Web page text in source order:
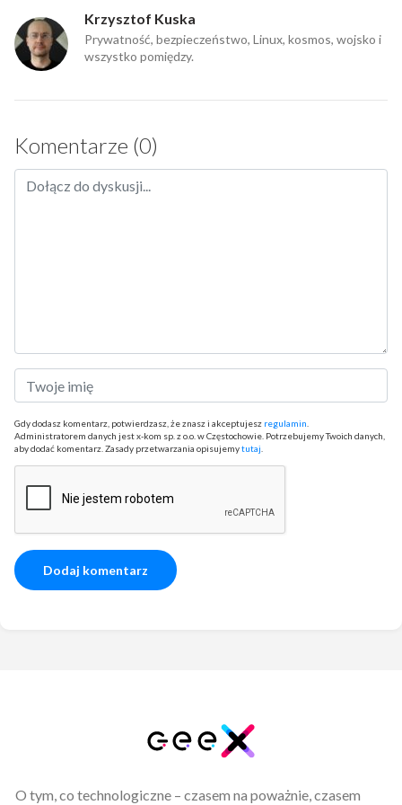
Krzysztof Kuska
Prywatność, bezpieczeństwo, Linux, kosmos, wojsko i
wszystko pomiędzy.
Komentarze (0)
Gdy dodasz komentarz, potwierdzasz, że znasz i akceptujesz regulamin.
Administratorem danych jest x-kom sp. z o.o. w Częstochowie. Potrzebujemy Twoich danych,
aby dodać komentarz. Zasady przetwarzania opisujemytutaj.
O tym, co technologiczne – czasem na poważnie, czasem